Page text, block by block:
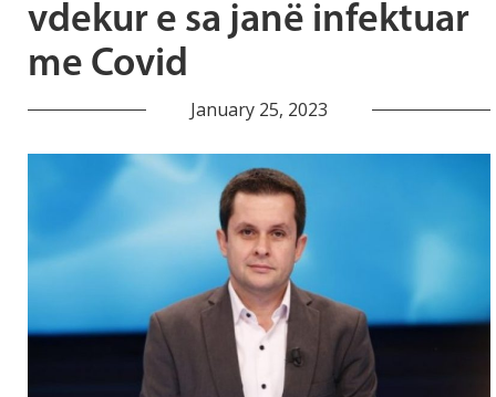
vdekur e sa janë infektuar
me Covid
January 25, 2023